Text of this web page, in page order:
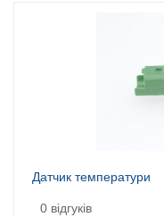
Датчик температури
0 відгуків